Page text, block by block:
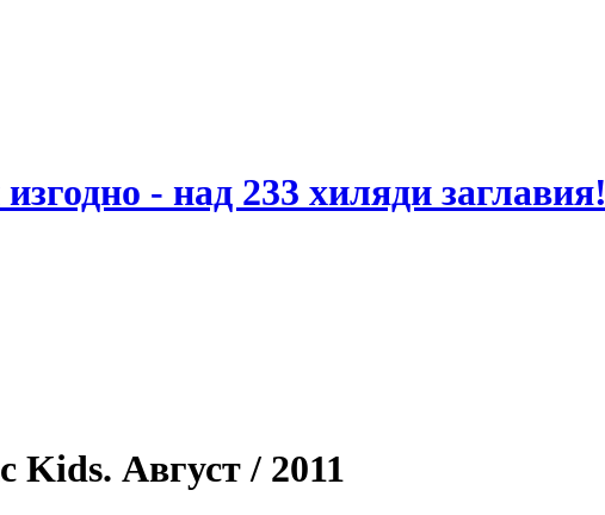
- над 233 хиляди заглавия!
Kids. Август / 2011